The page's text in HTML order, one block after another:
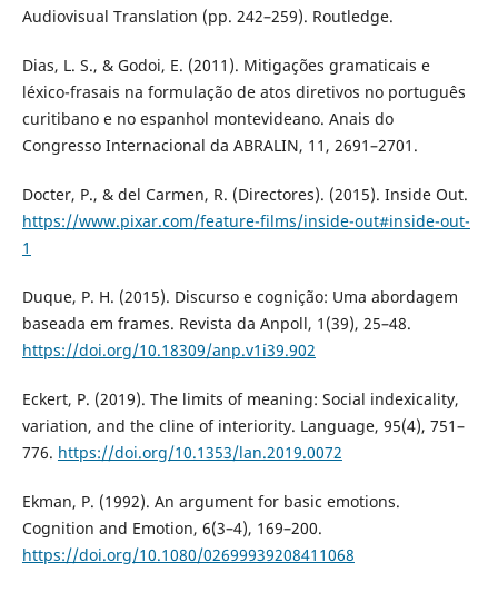
Audiovisual Translation (pp. 242–259). Routledge.
Dias, L. S., & Godoi, E. (2011). Mitigações gramaticais e
léxico-frasais na formulação de atos diretivos no português
curitibano e no espanhol montevideano. Anais do
Congresso Internacional da ABRALIN, 11, 2691–2701.
Docter, P., & del Carmen, R. (Directores). (2015). Inside Out.
https://www.pixar.com/feature-films/inside-out#inside-out-
1
Duque, P. H. (2015). Discurso e cognição: Uma abordagem
baseada em frames. Revista da Anpoll, 1(39), 25–48.
https://doi.org/10.18309/anp.v1i39.902
Eckert, P. (2019). The limits of meaning: Social indexicality,
variation, and the cline of interiority. Language, 95(4), 751–
776. https://doi.org/10.1353/lan.2019.0072
Ekman, P. (1992). An argument for basic emotions.
Cognition and Emotion, 6(3–4), 169–200.
https://doi.org/10.1080/02699939208411068